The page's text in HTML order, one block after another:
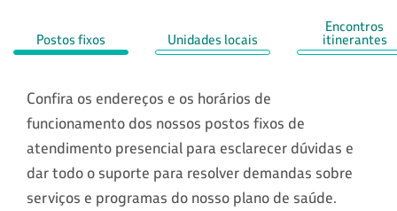
Postos fixos Unidades locais
Encontros
itinerantes
Confira os endereços e os horários de
funcionamento dos nossos postos fixos de
atendimento presencial para esclarecer dúvidas e
dar todo o suporte para resolver demandas sobre
serviços e programas do nosso plano de saúde.